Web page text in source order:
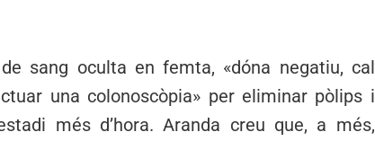
sang oculta en femta, «dóna negatiu, cal
una colonoscòpia» per eliminar pòlips i
més d’hora. Aranda creu que, a més,